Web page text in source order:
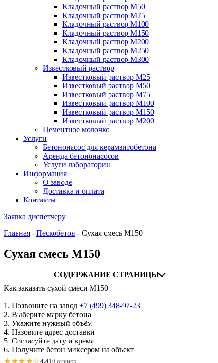
Кладочный раствор М50
Кладочный раствор М75
Кладочный раствор М100
Кладочный раствор М150
Кладочный раствор М200
Кладочный раствор М250
Кладочный раствор М300
Известковый раствор
Известковый раствор М25
Известковый раствор М50
Известковый раствор М75
Известковый раствор М100
Известковый раствор М150
Известковый раствор М200
Цементное молочко
Услуги
Бетононасос для керамзитобетона
Аренда бетононасосов
Услуги лаборатории
Информация
О заводе
Доставка и оплата
Контакты
Заявка диспетчеру
Главная - Пескобетон - Сухая смесь М150
Сухая смесь М150
СОДЕРЖАНИЕ СТРАНИЦЫ
Как заказать сухой смеси М150:
1. Позвоните на завод +7 (499) 348-97-23
2. Выберите марку бетона
3. Укажите нужный объём
4. Назовите адрес доставки
5. Согласуйте дату и время
6. Получите бетон миксером на объект
★★★★☆4.410 оценок